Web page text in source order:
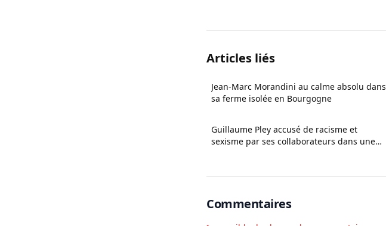
Articles liés
Jean-Marc Morandini au calme absolu dans
sa ferme isolée en Bourgogne
Guillaume Pley accusé de racisme et
sexisme par ses collaborateurs dans une
Commentaires